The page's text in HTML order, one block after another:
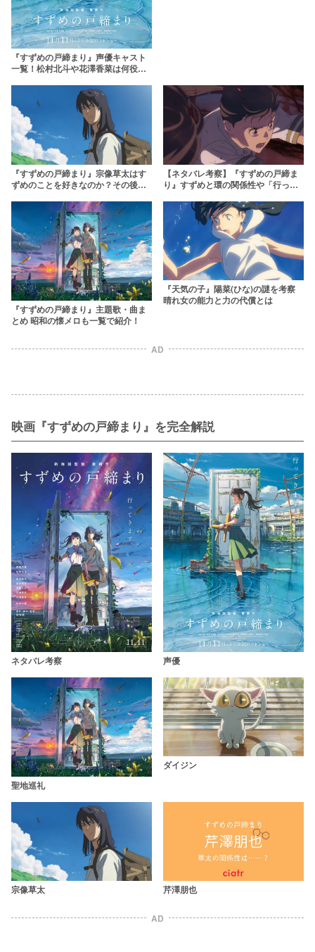
『すずめの戸締まり』声優キャスト
一覧！松村北斗や花澤香菜は何役？
『すずめの戸締まり』宗像草太はす
ずめのことを好きなのか？その後結
【ネタバレ考察】『すずめの戸締ま
り』すずめと環の関係性や「行って
伏線やあらすじを全解説！
『すずめの戸締まり』主題歌・曲ま
とめ 昭和の懐メロも一覧で紹介！
『天気の子』陽菜(ひな)の謎を考察
晴れ女の能力と力の代償とは
AD
映画『すずめの戸締まり』を完全解説
ネタバレ考察 声優
聖地巡礼
ダイジン
宗像草太 芹澤朋也
AD